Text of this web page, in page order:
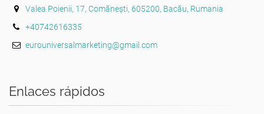
Valea Poienii, 17, Comănești, 605200, Bacău, Rumania
+40742616335
eurouniversalmarketing@gmail.com
Enlaces rápidos